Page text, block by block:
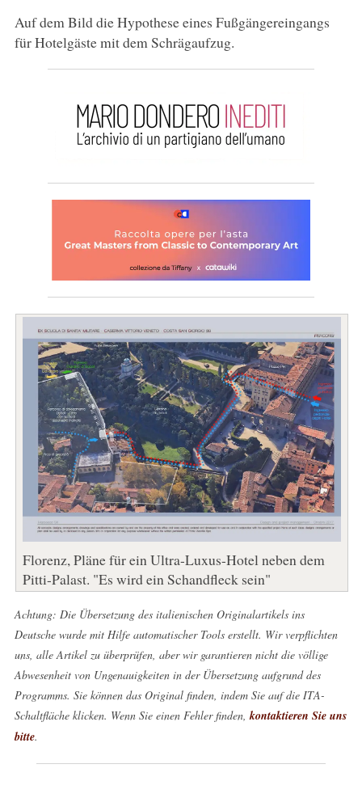
Auf dem Bild die Hypothese eines Fußgängereingangs
für Hotelgäste mit dem Schrägaufzug.
Florenz, Pläne für ein Ultra-Luxus-Hotel neben dem
Pitti-Palast. "Es wird ein Schandfleck sein"
Achtung: Die Übersetzung des italienischen Originalartikels ins
Deutsche wurde mit Hilfe automatischer Tools erstellt. Wir verpflichten
uns, alle Artikel zu überprüfen, aber wir garantieren nicht die völlige
Abwesenheit von Ungenauigkeiten in der Übersetzung aufgrund des
Programms. Sie können das Original finden, indem Sie auf die ITA-
Schaltfläche klicken. Wenn Sie einen Fehler finden, kontaktieren Sie uns
bitte.